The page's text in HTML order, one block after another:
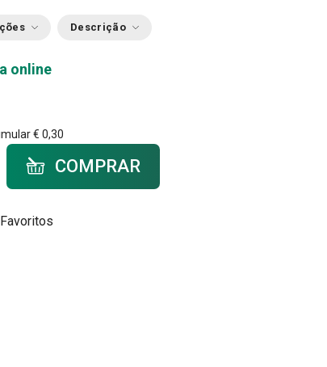
Descrição
online
€ 0,30
- quantidade
COMPRAR